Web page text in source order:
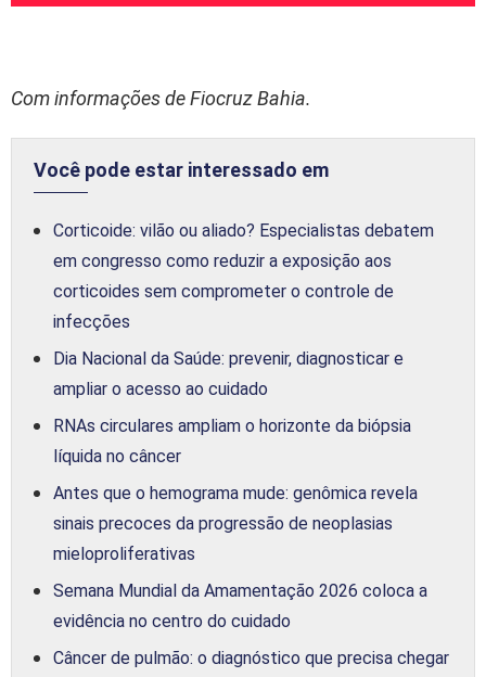
Com informações de Fiocruz Bahia.
Você pode estar interessado em
Corticoide: vilão ou aliado? Especialistas debatem
em congresso como reduzir a exposição aos
corticoides sem comprometer o controle de
infecções
Dia Nacional da Saúde: prevenir, diagnosticar e
ampliar o acesso ao cuidado
RNAs circulares ampliam o horizonte da biópsia
líquida no câncer
Antes que o hemograma mude: genômica revela
sinais precoces da progressão de neoplasias
mieloproliferativas
Semana Mundial da Amamentação 2026 coloca a
evidência no centro do cuidado
Câncer de pulmão: o diagnóstico que precisa chegar